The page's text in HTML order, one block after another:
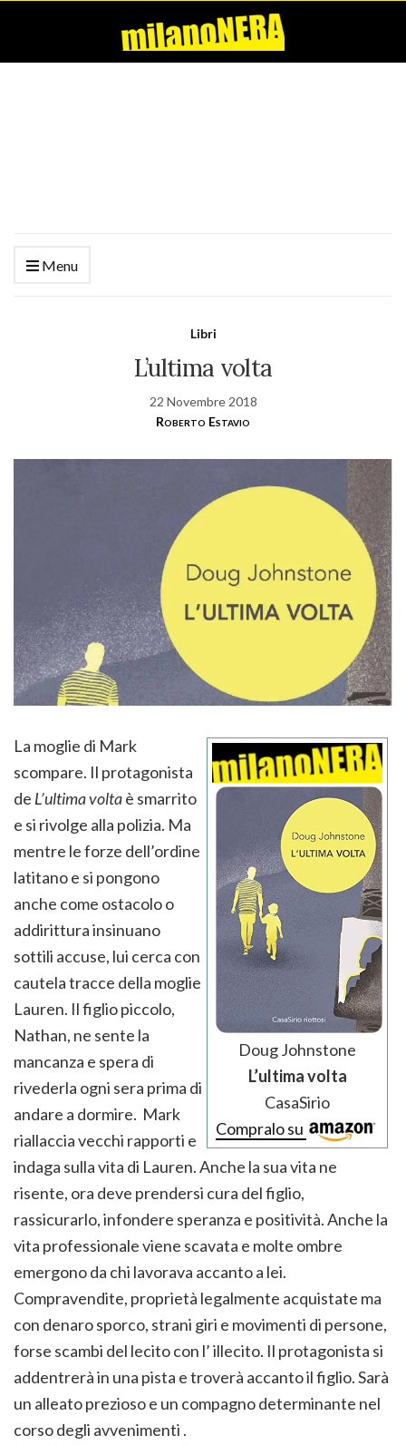
Menu
Libri
L’ultima volta
22 Novembre 2018
Roberto Estavio
Doug Johnstone
L’ultima volta
CasaSirio
Compralo su
La moglie di Mark
scompare. Il protagonista
de L’ultima voltaè smarrito
e si rivolge alla polizia. Ma
mentre le forze dell’ordine
latitano e si pongono
anche come ostacolo o
addirittura insinuano
sottili accuse, lui cerca con
cautela tracce della moglie
Lauren. Il figlio piccolo,
Nathan, ne sente la
mancanza e spera di
rivederla ogni sera prima di
andare a dormire. Mark
riallaccia vecchi rapporti e
indaga sulla vita di Lauren. Anche la sua vita ne
risente, ora deve prendersi cura del figlio,
rassicurarlo, infondere speranza e positività. Anche la
vita professionale viene scavata e molte ombre
emergono da chi lavorava accanto a lei.
Compravendite, proprietà legalmente acquistate ma
con denaro sporco, strani giri e movimenti di persone,
forse scambi del lecito con l’ illecito. Il protagonista si
addentrerà in una pista e troverà accanto il figlio. Sarà
un alleato prezioso e un compagno determinante nel
corso degli avvenimenti .